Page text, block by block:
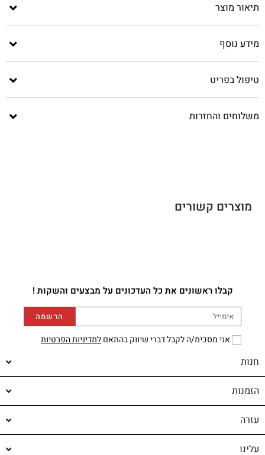
תיאור מוצר
מידע נוסף
טיפול בפריט
משלוחים והחזרות
מוצרים קשורים
קבלו ראשונים את כל העדכונים על מבצעים והשקות !
אני מסכימ/ה לקבל דברי שיווק בהתאםלמדיניות הפרטיות
הרשמה
חנות
הזמנות
עזרה
עלינו